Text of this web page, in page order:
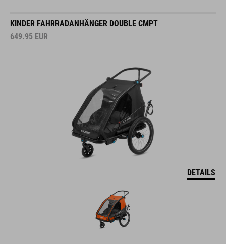
KINDER FAHRRADANHÄNGER DOUBLE CMPT
649.95 EUR
DETAILS